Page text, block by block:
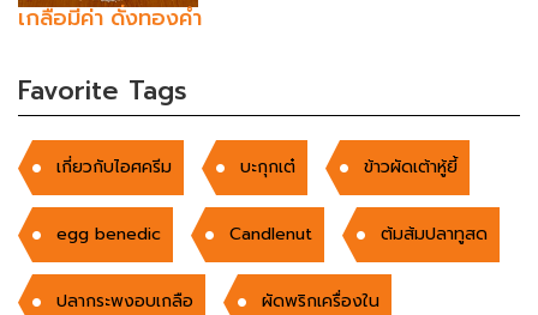
เกลือมีค่า ดั่งทองคำ
Favorite Tags
เกี่ยวกับไอศครีม บะกุกเต๋ ข้าวผัดเต้าหู้ยี้
egg benedic Candlenut ต้มส้มปลาทูสด
ปลากระพงอบเกลือ ผัดพริกเครื่องใน